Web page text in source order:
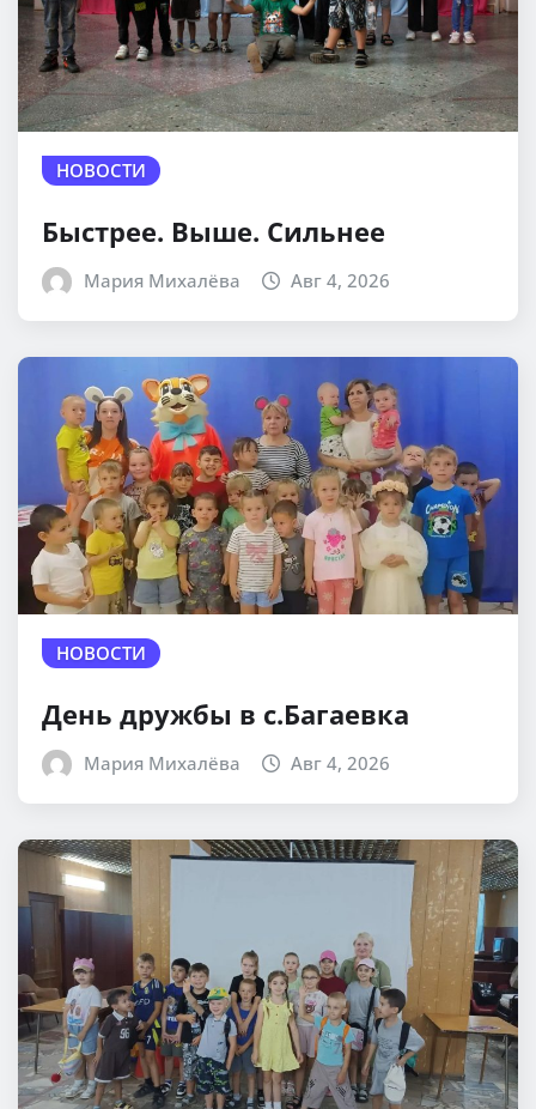
НОВОСТИ
Быстрее. Выше. Сильнее
Мария Михалёва Авг 4, 2026
НОВОСТИ
День дружбы в с.Багаевка
Мария Михалёва Авг 4, 2026